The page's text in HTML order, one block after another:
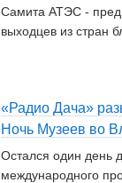
Самита АТЭС -
выходцев из стран
«Радио Дача»
Ночь Музеев во
Остался один день
международного